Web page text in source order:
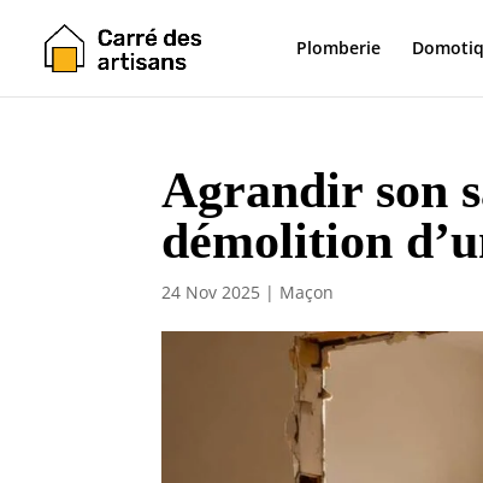
Plomberie
Agrandir son
démolition
24 Nov 2025 | Maçon